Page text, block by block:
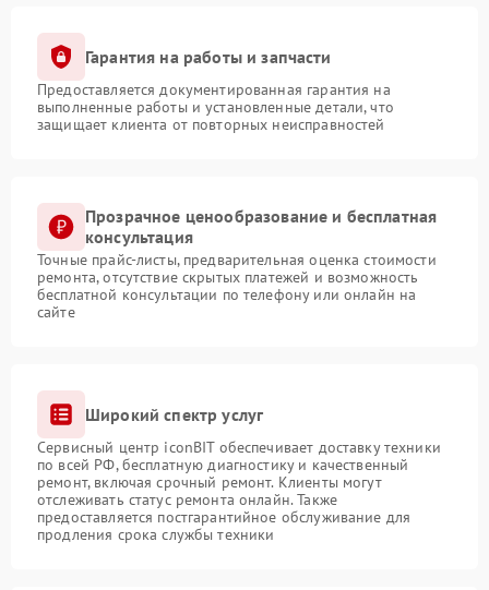
Гарантия на работы и запчасти
Предоставляется документированная гарантия на
выполненные работы и установленные детали, что
защищает клиента от повторных неисправностей
Прозрачное ценообразование и бесплатная
консультация
Точные прайс-листы, предварительная оценка стоимости
ремонта, отсутствие скрытых платежей и возможность
бесплатной консультации по телефону или онлайн на
сайте
Широкий спектр услуг
Сервисный центр iconBIT обеспечивает доставку техники
по всей РФ, бесплатную диагностику и качественный
ремонт, включая срочный ремонт. Клиенты могут
отслеживать статус ремонта онлайн. Также
предоставляется постгарантийное обслуживание для
продления срока службы техники